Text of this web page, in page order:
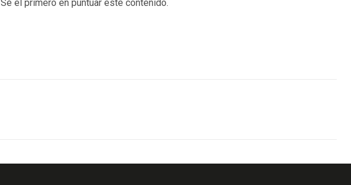
Sé el primero en puntuar este contenido.